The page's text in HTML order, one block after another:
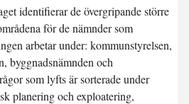
identifierar de övergripande större
för de nämnder som
arbetar under: kommunstyrelsen,
byggnadsnämnden och
som lyfts är sorterade under
planering och exploatering,